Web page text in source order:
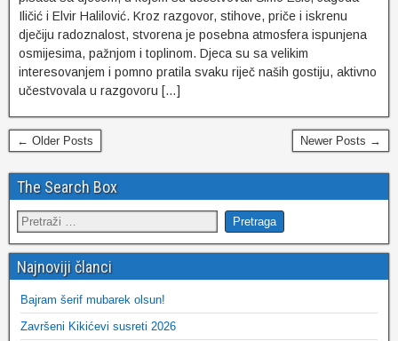
Iličić i Elvir Halilović. Kroz razgovor, stihove, priče i iskrenu
dječiju radoznalost, stvorena je posebna atmosfera ispunjena
osmijesima, pažnjom i toplinom. Djeca su sa velikim
interesovanjem i pomno pratila svaku riječ naših gostiju, aktivno
učestvovala u razgovoru […]
← Older Posts Newer Posts →
The Search Box
Najnoviji članci
Bajram šerif mubarek olsun!
Završeni Kikićevi susreti 2026